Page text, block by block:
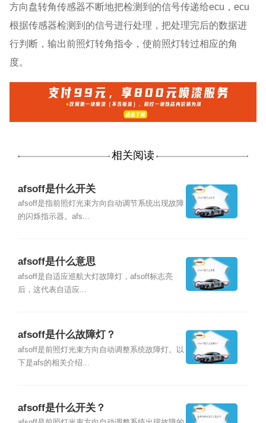
方向盘转角传感器不断地把检测到的信号传递给ecu，ecu
根据传感器检测到的信号进行处理，把处理完后的数据进
行判断，输出前照灯转角指令，使前照灯转过相应的角
度。
相关阅读
afsoff是什么开关
afsoff是指前照灯光束方向自动调节系统出现故障
的闪烁指示器。afs...
afsoff是什么意思
afsoff是自适应巡航大灯故障灯，afsoff标志亮
后，这代表自适应...
afsoff是什么故障灯？
afsoff是前照灯光束方向自动调整系统故障灯。以
下是afs的相关介绍...
afsoff是什么开关？